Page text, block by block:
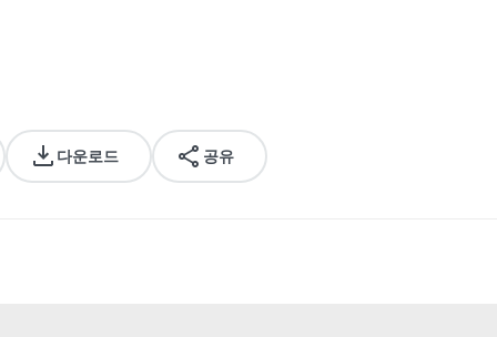
다운로드 공유